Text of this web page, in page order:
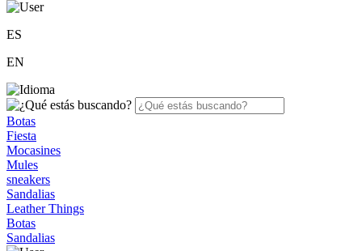
ES
EN
Botas
Fiesta
Mocasines
Mules
sneakers
Sandalias
Leather Things
Botas
Sandalias